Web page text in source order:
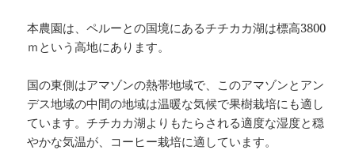
本農園は、ペルーとの国境にあるチチカカ湖は標高3800
ｍという高地にあります。
国の東側はアマゾンの熱帯地域で、このアマゾンとアン
デス地域の中間の地域は温暖な気候で果樹栽培にも適し
ています。チチカカ湖よりもたらされる適度な湿度と穏
やかな気温が、コーヒー栽培に適しています。